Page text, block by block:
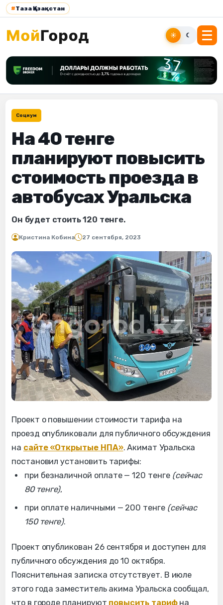
#Таза Қазақстан
☀ ☾
Социум
На 40 тенге
планируют повысить
стоимость проезда в
автобусах Уральска
Он будет стоить 120 тенге.
Кристина Кобина 27 сентября, 2023
Проект о повышении стоимости тарифа на
проезд опубликовали для публичного обсуждения
на сайте «Открытые НПА». Акимат Уральска
постановил установить тарифы:
при безналичной оплате — 120 тенге (сейчас
80 тенге),
при оплате наличными — 200 тенге (сейчас
150 тенге).
Проект опубликован 26 сентября и доступен для
публичного обсуждения до 10 октября.
Пояснительная записка отсутствует. В июле
этого года заместитель акима Уральска сообщал,
что в городе планируют повысить тарифна